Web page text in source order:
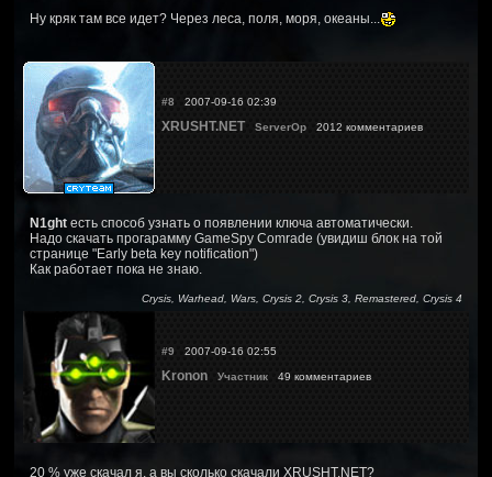
Ну кряк там все идет? Через леса, поля, моря, океаны...
#8 2007-09-16 02:39
XRUSHT.NET ServerOp 2012 комментариев
N1ght есть способ узнать о появлении ключа автоматически.
Надо скачать прогарамму GameSpy Comrade (увидиш блок на той
странице "Early beta key notification")
Как работает пока не знаю.
Crysis, Warhead, Wars, Crysis 2, Crysis 3, Remastered, Crysis 4
#9 2007-09-16 02:55
Kronon Участник 49 комментариев
20 % уже скачал я, а вы сколько скачали XRUSHT.NET?